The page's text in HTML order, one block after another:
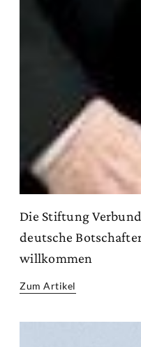
Die Stiftung
deutsche
willkommen
Zum Artikel